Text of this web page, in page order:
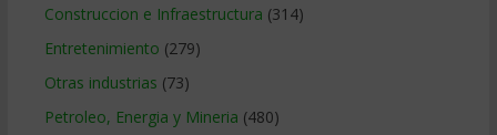
Construccion e Infraestructura (314)
Entretenimiento (279)
Otras industrias (73)
Petroleo, Energia y Mineria (480)